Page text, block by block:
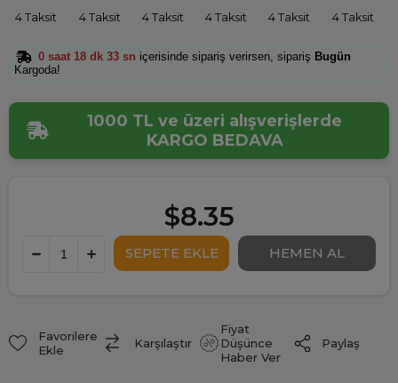
4 Taksit 4 Taksit 4 Taksit 4 Taksit 4 Taksit 4 Taksit
0 saat 18 dk 33 sn içerisinde sipariş verirsen, sipariş Bugün
Kargoda!
1000 TL ve üzeri alışverişlerde
KARGO BEDAVA
$8.35
Favorilere
Ekle
Karşılaştır
Fiyat
Düşünce
Haber Ver
Paylaş